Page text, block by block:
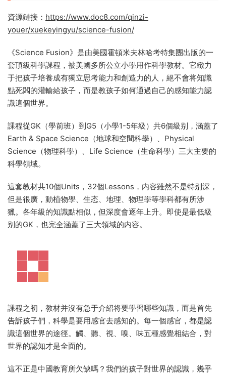
資源鏈接： https://www.doc8.com/qinzi-
youer/xuekeyingyu/science-fusion/
《Science Fusion》是由美國霍頓米夫林哈考特集團出版的一
套頂級科學課程，被美國多所公立小學用作科學教材。它緻力
于把孩子培養成有獨立思考能力和創造力的人，絕不會将知識
點死闆的灌輸給孩子，而是教孩子如何通過自己的感知能力認
識這個世界。
課程從GK（學前班）到G5（小學1-5年級）共6個級别，涵蓋了
Earth & Space Science（地球和空間科學）、Physical
Science（物理科學）、Life Science（生命科學）三大主要的
科學領域。
這套教材共10個Units，32個Lessons，内容雖然不是特别深，
但是很廣，動植物學、生态、地理、物理學等學科都有所涉
獵。各年級的知識點相似，但深度會逐年上升。即使是最低級
别的GK，也完全涵蓋了三大領域的内容。
課程之初，教材并沒有急于介紹将要學習哪些知識，而是首先
告訴孩子們，科學是要用感官去感知的。每一個感官，都是認
識這個世界的途徑。觸、聽、視、嗅、味五種感覺相結合，對
世界的認知才是全面的。
這不正是中國教育所欠缺嗎？我們的孩子對世界的認識，幾乎